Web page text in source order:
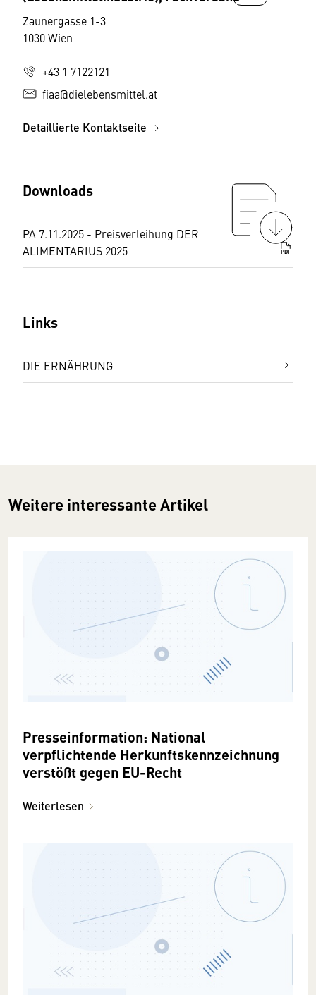
Zaunergasse 1-3
1030 Wien
+43 1 7122121
fiaa@dielebensmittel.at
Detaillierte Kontaktseite
Downloads
PA 7.11.2025 - Preisverleihung DER
ALIMENTARIUS 2025
PDF
Links
DIE ERNÄHRUNG
Weitere interessante Artikel
Presseinformation: National
verpflichtende Herkunftskennzeichnung
verstößt gegen EU-Recht
Weiterlesen